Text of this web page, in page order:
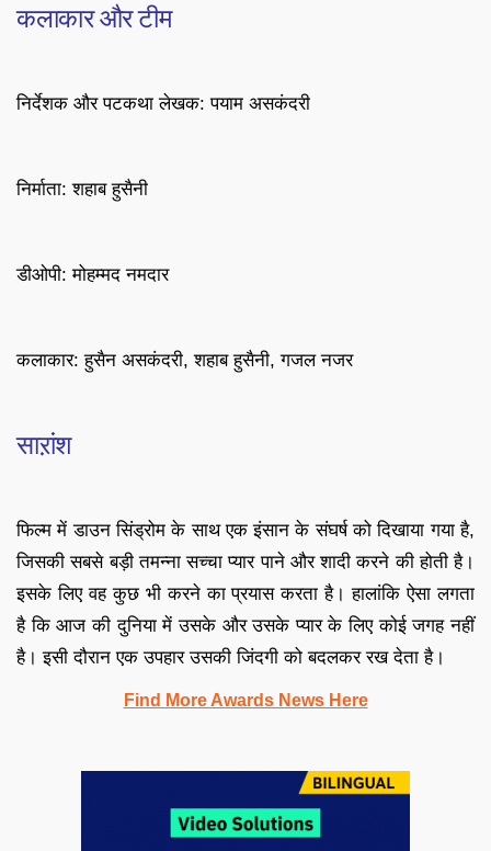
कलाकार और टीम
निर्देशक और पटकथा लेखक: पयाम असकंदरी
निर्माता: शहाब हुसैनी
डीओपी: मोहम्मद नमदार
कलाकार: हुसैन असकंदरी, शहाब हुसैनी, गजल नजर
साऱांश
फिल्म में डाउन सिंड्रोम के साथ एक इंसान के संघर्ष को दिखाया गया है,
जिसकी सबसे बड़ी तमन्ना सच्चा प्यार पाने और शादी करने की होती है।
इसके लिए वह कुछ भी करने का प्रयास करता है। हालांकि ऐसा लगता
है कि आज की दुनिया में उसके और उसके प्यार के लिए कोई जगह नहीं
है। इसी दौरान एक उपहार उसकी जिंदगी को बदलकर रख देता है।
Find More Awards News Here